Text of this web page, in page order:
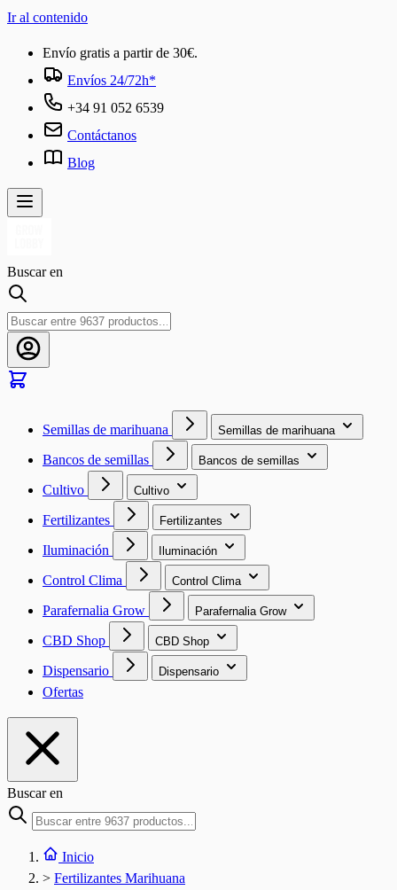
Ir al contenido
Envío gratis a partir de 30€.
Envíos 24/72h*
+34 91 052 6539
Contáctanos
Blog
Buscar en
Semillas de marihuana Semillas de marihuana
Bancos de semillas Bancos de semillas
Cultivo Cultivo
Fertilizantes Fertilizantes
Iluminación Iluminación
Control Clima Control Clima
Parafernalia Grow Parafernalia Grow
CBD Shop CBD Shop
Dispensario Dispensario
Ofertas
Buscar en
Inicio
> Fertilizantes Marihuana